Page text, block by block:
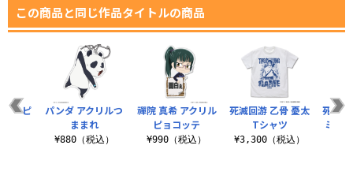
この商品と同じ作品タイトルの商品
禪院 真希 アクリル
ピョコッテ
¥990（税込）
死滅回游 乙骨 憂太
Tシャツ
¥3,300（税込）
死滅回
ミニ
リルピ
パンダ アクリルつ
ままれ
¥880（税込）